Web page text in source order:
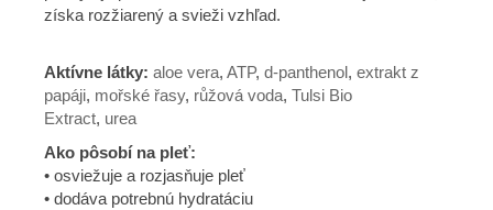
získa rozžiarený a svieži vzhľad.
Aktívne látky: aloe vera, ATP, d-panthenol, extrakt z
papáji, mořské řasy, růžová voda, Tulsi Bio
Extract, urea
Ako pôsobí na pleť:
• osviežuje a rozjasňuje pleť
• dodáva potrebnú hydratáciu